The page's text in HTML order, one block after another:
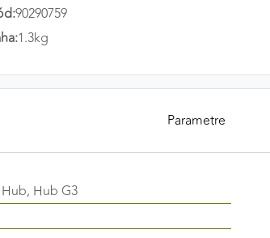
90290759
1.3kg
Parametre
Hub G3